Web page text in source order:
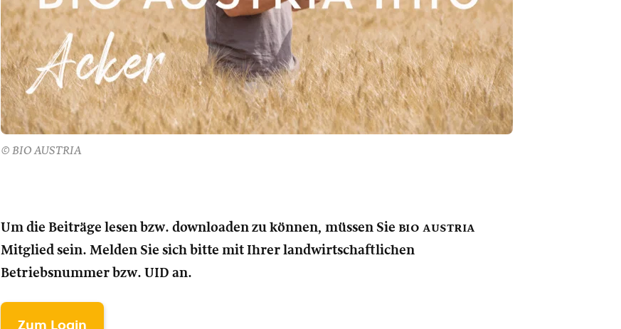
© BIO AUSTRIA
Um die Beiträge lesen bzw. downloaden zu können, müssen Sie bio austria
Mitglied sein. Melden Sie sich bitte mit Ihrer landwirtschaftlichen
Betriebsnummer bzw. UID an.
Zum Login